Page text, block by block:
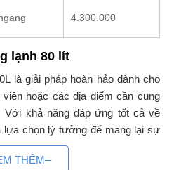
4.300.000
lạnh 80 lít
là giải pháp hoàn hảo dành cho
hoặc các địa điểm cần cung
khả năng đáp ứng tốt cả về
lựa chọn lý tưởng để mang lại sự
sử dụng.
THÊM–